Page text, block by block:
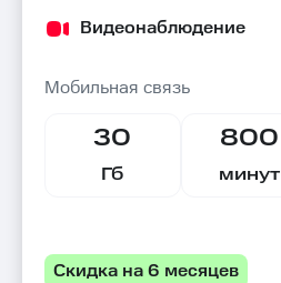
Видеонаблюдение
Мобильная связь
30
Гб
800
минут
Скидка на 6 месяцев